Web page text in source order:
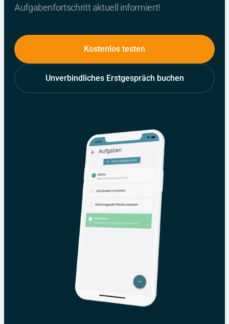
Aufgabenfortschritt aktuell informiert!
Kostenlos testen
Unverbindliches Erstgespräch buchen